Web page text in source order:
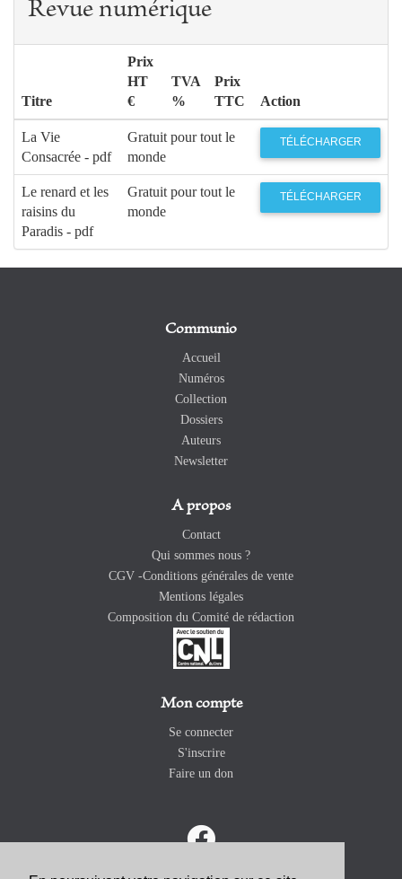
Revue numérique
Titre
Prix
HT
€
TVA
%
Prix
TTC
Action
La Vie
Consacrée - pdf
Gratuit pour tout le
monde
TÉLÉCHARGER
Le renard et les
raisins du
Paradis - pdf
Gratuit pour tout le
monde
TÉLÉCHARGER
Communio
Accueil
Numéros
Collection
Dossiers
Auteurs
Newsletter
A propos
Contact
Qui sommes nous ?
CGV -Conditions générales de vente
Mentions légales
Composition du Comité de rédaction
Mon compte
Se connecter
S'inscrire
Faire un don